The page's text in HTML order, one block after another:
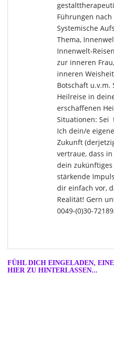
Führungen
Systemische
Thema,
Innenwelt-
zur inneren
inneren
Botschaft u.v.m.
Heilreise in
erschaffenen
Situationen: Sei
Ich dein/e
Zukunft
vertraue, dass
dein
stärkende
dir einfach vor,
Realität! Gern
0049-(0)30-
FÜHL DICH EINGELADEN,
HIER ZU HINTERLASSEN...